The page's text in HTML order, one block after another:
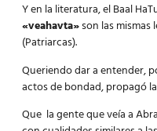
Y en la literatura, el Baal
«veahavta»son las mismas
(Patriarcas).
Queriendo dar a entender,
actos de bondad, propagó
Que la gente que veía a